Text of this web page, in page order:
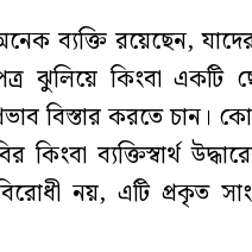
ব্যক্তি রয়েছেন,
ঝুলিয়ে কিংবা একটি
বিস্তার করতে চান।
কিংবা ব্যক্তিস্বার্থ
নয়, এটি প্রকৃত